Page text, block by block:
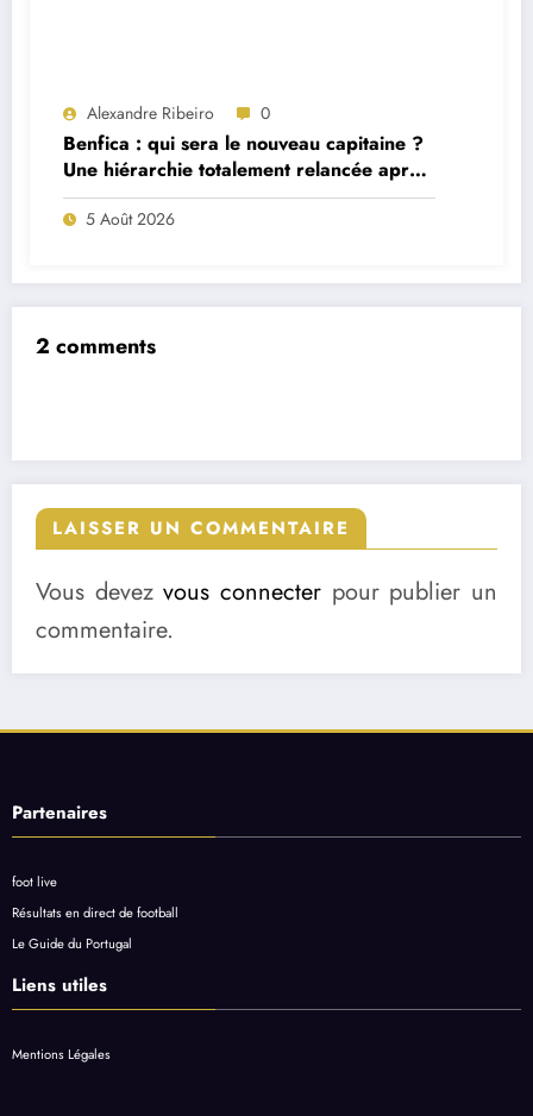
Alexandre Ribeiro 0
Benfica : qui sera le nouveau capitaine ?
Une hiérarchie totalement relancée après
deux départs majeurs
5 Août 2026
2 comments
LAISSER UN COMMENTAIRE
Vous devezvous connecter pour publier un
commentaire.
Partenaires
foot live
Résultats en direct de football
Le Guide du Portugal
Liens utiles
Mentions Légales